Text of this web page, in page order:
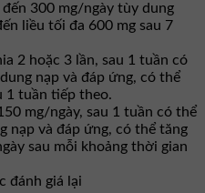
300 mg/ngày tùy dung
liều tối đa 600 mg sau 7
2 hoặc 3 lần, sau 1 tuần có
nạp và đáp ứng, có thể
1 tuần tiếp theo.
mg/ngày, sau 1 tuần có thể
nạp và đáp ứng, có thể tăng
sau mỗi khoảng thời gian
đánh giá lại